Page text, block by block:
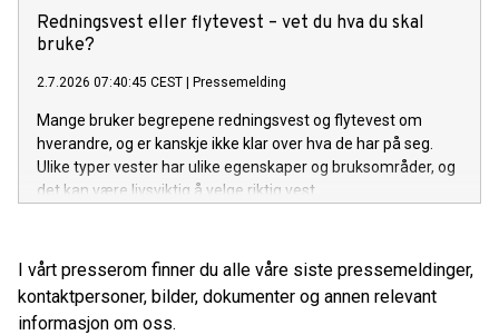
Redningsvest eller flytevest – vet du hva du skal
bruke?
2.7.2026 07:40:45 CEST | Pressemelding
Mange bruker begrepene redningsvest og flytevest om
hverandre, og er kanskje ikke klar over hva de har på seg.
Ulike typer vester har ulike egenskaper og bruksområder, og
det kan være livsviktig å velge riktig vest.
I vårt presserom finner du alle våre siste pressemeldinger,
kontaktpersoner, bilder, dokumenter og annen relevant
informasjon om oss.